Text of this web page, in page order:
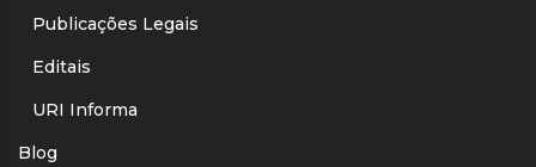
Publicações Legais
Editais
URI Informa
Blog